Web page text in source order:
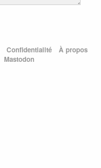
Confidentialité
À propos
Mastodon